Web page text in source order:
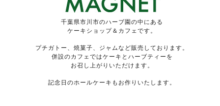
千葉県市川市のハーブ園の中にある
ケーキショップ＆カフェです。
プチガトー、焼菓子、ジャムなど販売しております。
併設のカフェではケーキとハーブティーを
お召し上がりいただけます。
記念日のホールケーキもお作りいたします。